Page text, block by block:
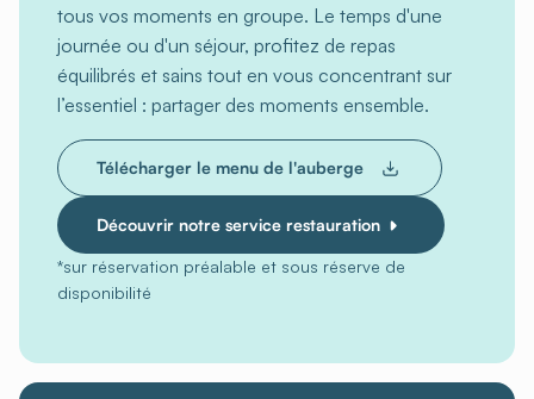
tous vos moments en groupe. Le temps d'une
journée ou d'un séjour, profitez de repas
équilibrés et sains tout en vous concentrant sur
l’essentiel : partager des moments ensemble.
Télécharger le menu de l'auberge
Découvrir notre service restauration
*sur réservation préalable et sous réserve de
disponibilité